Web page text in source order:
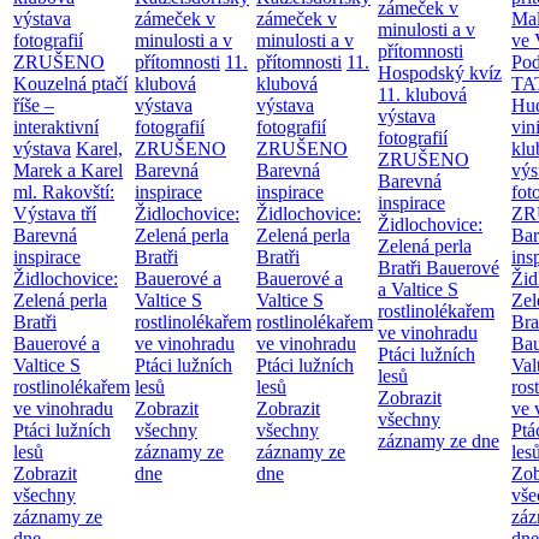
výstava
fotografií
ZRUŠENO
Kouzelná ptačí
říše –
interaktivní
výstava Karel,
Marek a Karel
ml. Rakovští:
Výstava tří
Barevná
inspirace
Židlochovice:
Zelená perla
Bratři
Bauerové a
Valtice S
rostlinolékařem
ve vinohradu
Ptáci lužních
lesů
Zobrazit
všechny
záznamy ze
zámeček v
minulosti a v
přítomnosti 11.
klubová
výstava
fotografií
ZRUŠENO
Barevná
inspirace
Židlochovice:
Zelená perla
Bratři
Bauerové a
Valtice S
rostlinolékařem
ve vinohradu
Ptáci lužních
lesů
Zobrazit
všechny
záznamy ze
dne
zámeček v
minulosti a v
přítomnosti 11.
klubová
výstava
fotografií
ZRUŠENO
Barevná
inspirace
Židlochovice:
Zelená perla
Bratři
Bauerové a
Valtice S
rostlinolékařem
ve vinohradu
Ptáci lužních
lesů
Zobrazit
všechny
záznamy ze
dne
zámeček v
minulosti a v
přítomnosti
Hospodský kvíz
11. klubová
výstava
fotografií
ZRUŠENO
Barevná
inspirace
Židlochovice:
Zelená perla
Bratři Bauerové
a Valtice S
rostlinolékařem
ve vinohradu
Ptáci lužních
lesů
Zobrazit
všechny
záznamy ze dne
ve
ve